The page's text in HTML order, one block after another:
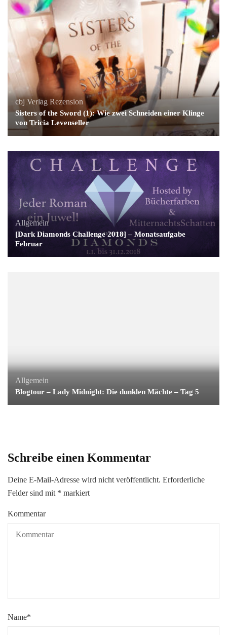
cbj Verlag Rezension
Sisters of the Sword (1): Wie zwei Schneiden einer Klinge
von Tricia Levenseller
Allgemein
[Dark Diamonds Challenge 2018] – Monatsaufgabe
Februar
Allgemein
Blogtour – Lady Midnight: Die dunklen Mächte – Tag 5
Schreibe einen Kommentar
Deine E-Mail-Adresse wird nicht veröffentlicht. Erforderliche
Felder sind mit * markiert
Kommentar
Name*